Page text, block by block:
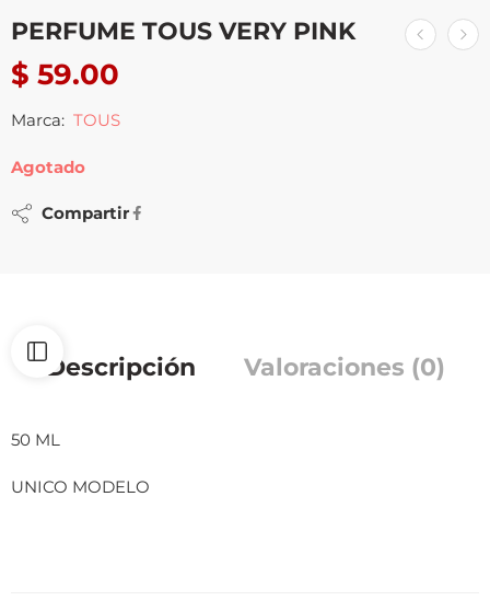
PERFUME TOUS VERY PINK
$ 59.00
Marca: TOUS
Agotado
Compartir
Descripción Valoraciones (0)
50 ML
UNICO MODELO